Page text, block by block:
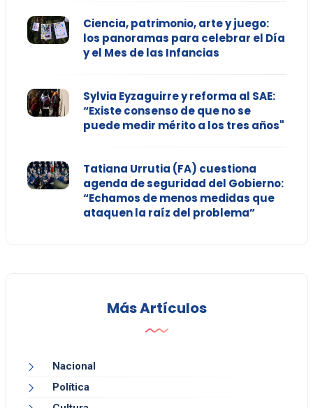
Ciencia, patrimonio, arte y juego:
los panoramas para celebrar el Día
y el Mes de las Infancias
Sylvia Eyzaguirre y reforma al SAE:
“Existe consenso de que no se
puede medir mérito a los tres años"
Tatiana Urrutia (FA) cuestiona
agenda de seguridad del Gobierno:
“Echamos de menos medidas que
ataquen la raíz del problema”
Más Artículos
Nacional
Política